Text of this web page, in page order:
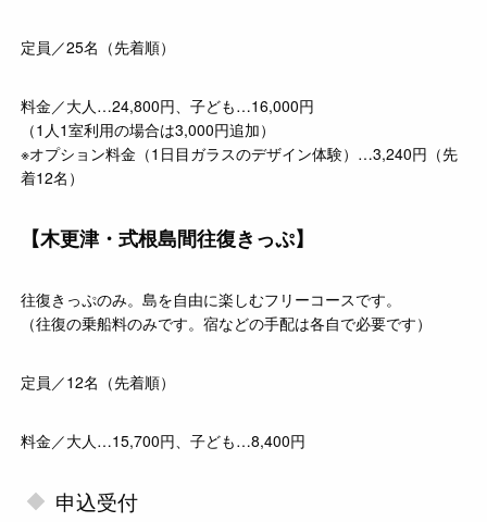
定員／25名（先着順）
料金／大人…24,800円、子ども…16,000円
（1人1室利用の場合は3,000円追加）
※オプション料金（1日目ガラスのデザイン体験）…3,240円（先
着12名）
【木更津・式根島間往復きっぷ】
往復きっぷのみ。島を自由に楽しむフリーコースです。
（往復の乗船料のみです。宿などの手配は各自で必要です）
定員／12名（先着順）
料金／大人…15,700円、子ども…8,400円
申込受付